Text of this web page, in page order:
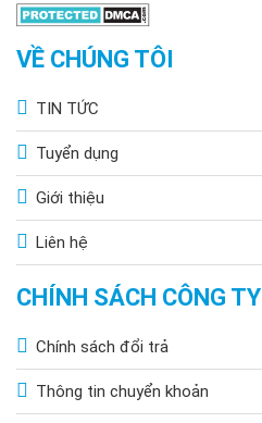
VỀ CHÚNG TÔI
TIN TỨC
Tuyển dụng
Giới thiệu
Liên hệ
CHÍNH SÁCH CÔNG TY
Chính sách đổi trả
Thông tin chuyển khoản